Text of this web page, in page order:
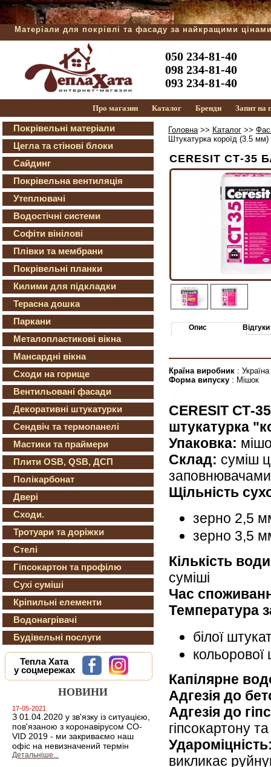
Матеріали для покрівлі та фасаду за найкращими
050 234-81-40
098 234-81-40
093 234-81-40
Про магазин Каталог Бренди Запит на
Покрівельні матеріали
Цегла та стінові блоки
Сайдинг
Покрівельна вентиляція
Утеплювачі
Водостічні системи
Софіти вінілові
Плівки та мембрани
Покрівельні планки
Килими для підкладки
Терасна дошка
Паркани
Металопластикові вікна
Мансардні вікна
Сходи на горище
Вентильовані фасади
Декоративні штукатурки
Сендвіч та термопанелі
Мастики та праймери
Плити OSB, QSB, ДСП
Полікарбонат
Двері
Сходи.
Тротуари та доріжки
Стелі
Гіпсокартон та профілю
Сухі суміші
Кріпильні елементи
Водонагрівачі
Будівельні послуги
Тепла Хата
у соцмережах
НОВИНИ
17-05-2021
З 01.04.2020 у зв'язку із ситуацією,
пов'язаною з коронавірусом CO-
VID 2019 - ми закриваємо наш
офіс на невизначений термін
Детальніше...
Головна>> Каталог >>
Штукатурка короїд (3.5 мм)
CERESIT СТ-35
Опис Відгуки
Країна виробник : Україна
Форма випуску : Мішок
CERESIT СТ-
штукатурка
Упаковка:
Склад: суміш
Щільність
зерно 2,5
зерно 3,5
Кількість
суміші
Час
Температура
білої
кольорової
Капілярне
Адгезія до
Адгезія до
гіпсокартону
викликає